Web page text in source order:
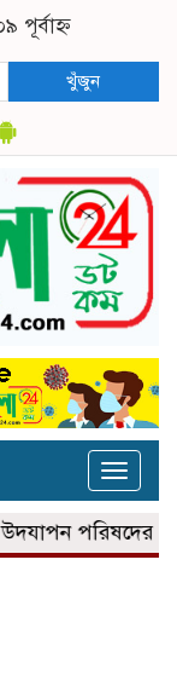
পূর্বাহ্ন
খুঁজুন
Toggle
পরিষদের ৮১